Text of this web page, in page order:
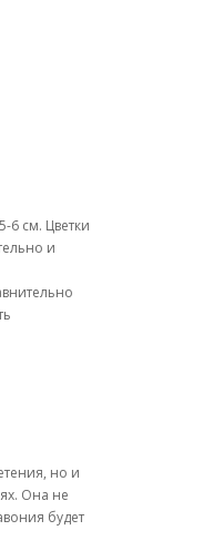
6 см. Цветки
и
но и
Она не
будет